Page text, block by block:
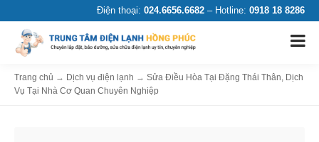
Điện thoại: 024.6656.6682 – Hotline: 0918 18 8286
Trang chủ → Dịch vụ điện lạnh → Sửa Điều Hòa Tại Đặng Thái Thân, Dịch
Vụ Tại Nhà Cơ Quan Chuyên Nghiệp